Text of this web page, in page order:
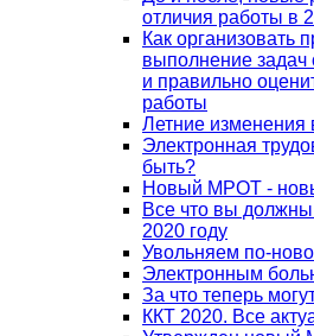
отличия работы в
Как организовать
выполнение задач
и правильно
работы
Летние изменения
Электронная
быть?
Новый МРОТ -
Все что вы должны
2020 году
Увольняем по-
Электронным
За что теперь
ККТ 2020. Все